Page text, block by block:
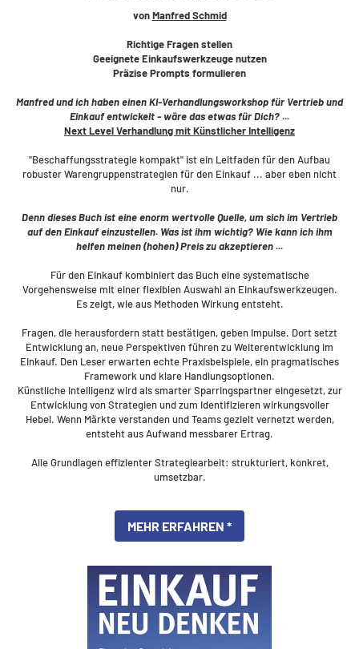
vonManfred Schmid
Richtige Fragen stellen
Geeignete Einkaufswerkzeuge nutzen
Präzise Prompts formulieren
Manfred und ich haben einen KI-Verhandlungsworkshop für Vertrieb und
Einkauf entwickelt - wäre das etwas für Dich? ...
Next Level Verhandlung mit Künstlicher Intelligenz
"Beschaffungsstrategie kompakt" ist ein Leitfaden für den Aufbau
robuster Warengruppenstrategien für den Einkauf ... aber eben nicht
nur.
Denn dieses Buch ist eine enorm wertvolle Quelle, um sich im Vertrieb
auf den Einkauf einzustellen. Was ist ihm wichtig? Wie kann ich ihm
helfen meinen (hohen) Preis zu akzeptieren ...
Für den Einkauf kombiniert das Buch eine systematische
Vorgehensweise mit einer flexiblen Auswahl an Einkaufswerkzeugen.
Es zeigt, wie aus Methoden Wirkung entsteht.
Fragen, die herausfordern statt bestätigen, geben Impulse. Dort setzt
Entwicklung an, neue Perspektiven führen zu Weiterentwicklung im
Einkauf. Den Leser erwarten echte Praxisbeispiele, ein pragmatisches
Framework und klare Handlungsoptionen.
Künstliche Intelligenz wird als smarter Sparringspartner eingesetzt, zur
Entwicklung von Strategien und zum Identifizieren wirkungsvoller
Hebel. Wenn Märkte verstanden und Teams gezielt vernetzt werden,
entsteht aus Aufwand messbarer Ertrag.
Alle Grundlagen effizienter Strategiearbeit: strukturiert, konkret,
umsetzbar.
MEHR ERFAHREN *